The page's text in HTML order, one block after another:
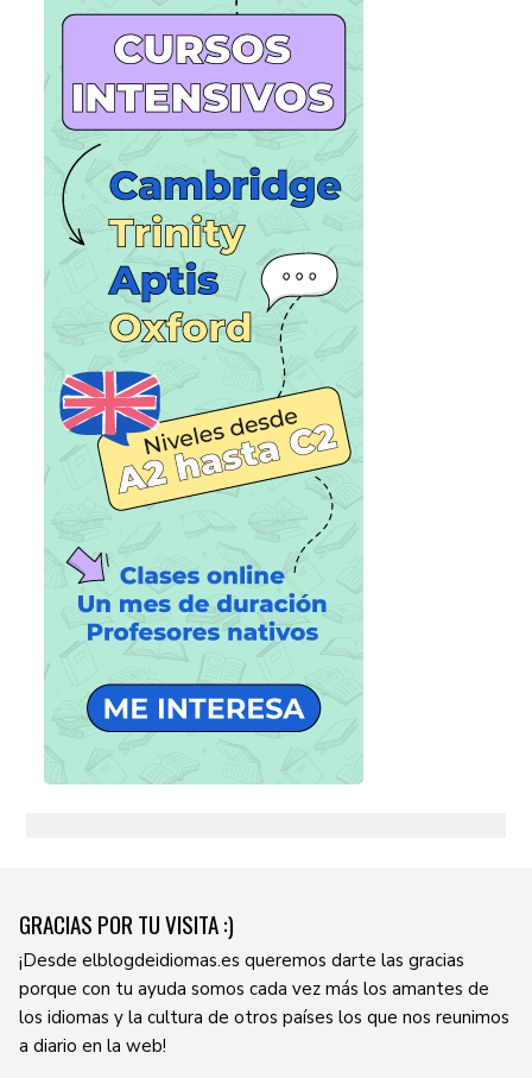
GRACIAS POR TU VISITA :)
¡Desde elblogdeidiomas.es queremos darte las gracias
porque con tu ayuda somos cada vez más los amantes de
los idiomas y la cultura de otros países los que nos reunimos
a diario en la web!